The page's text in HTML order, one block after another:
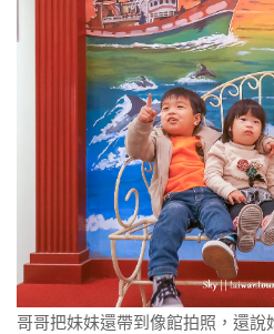
哥哥把妹妹還帶到像館拍照，還說